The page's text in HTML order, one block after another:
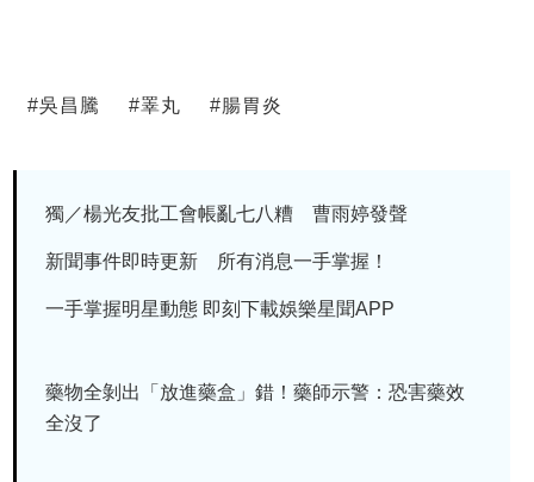
#吳昌騰 #睪丸 #腸胃炎
獨／楊光友批工會帳亂七八糟 曹雨婷發聲
新聞事件即時更新 所有消息一手掌握！
一手掌握明星動態 即刻下載娛樂星聞APP
藥物全剝出「放進藥盒」錯！藥師示警：恐害藥效
全沒了